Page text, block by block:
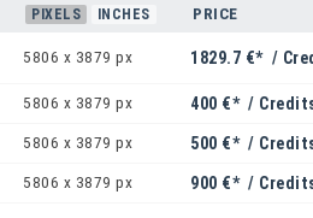
PIXELS INCHES PRICE
5806 x 3879 px 1829.7 €* /
5806 x 3879 px 400 €* /
5806 x 3879 px 500 €* /
5806 x 3879 px 900 €* /